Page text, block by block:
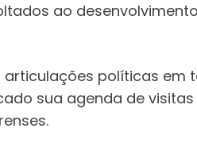
ao
políticas em
sua agenda de